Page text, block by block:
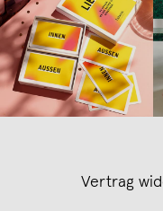
Vertrag